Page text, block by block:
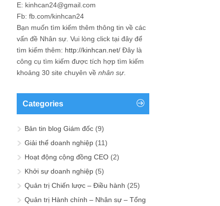
E: kinhcan24@gmail.com
Fb: fb.com/kinhcan24
Bạn muốn tìm kiếm thêm thông tin về các
vấn đề Nhân sự . Vui lòng click tại đây để
tìm kiếm thêm: http://kinhcan.net/ Đây là
công cụ tìm kiếm được tích hợp tìm kiếm
khoảng 30 site chuyên về nhân sự.
Categories
Bản tin blog Giám đốc (9)
Giải thể doanh nghiệp (11)
Hoạt động cộng đồng CEO (2)
Khởi sự doanh nghiệp (5)
Quản trị Chiến lược – Điều hành (25)
Quản trị Hành chính – Nhân sự – Tổng